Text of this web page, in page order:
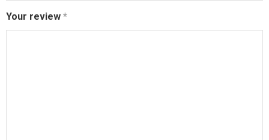
Your review *